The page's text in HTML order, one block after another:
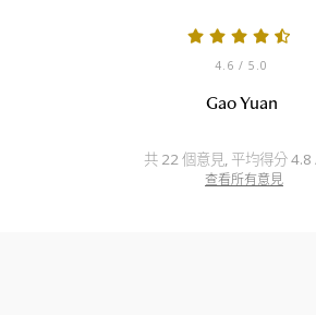
4.6 / 5.0
Gao Yuan
共 22 個意見, 平均得分 4.8
查看所有意見